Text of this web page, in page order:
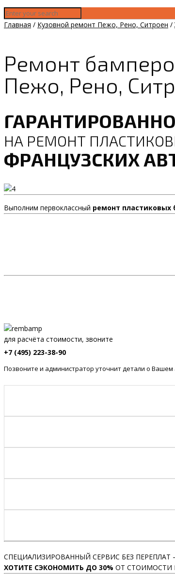
Главная / Кузовной ремонт Пежо, Рено, Ситроен /
Ремонт
Пежо, Рено,
НА РЕМОНТ
ФРАНЦУЗСКИХ
Выполним первоклассный ремонт пластиковых
для расчёта стоимости, звоните
+7 (495) 223-38-90
Позвоните и администратор уточнит детали о
СПЕЦИАЛИЗИРОВАННЫЙ СЕРВИС БЕЗ ПЕРЕПЛАТ
ХОТИТЕ СЭКОНОМИТЬ ДО 30% ОТ СТОИМОСТИ